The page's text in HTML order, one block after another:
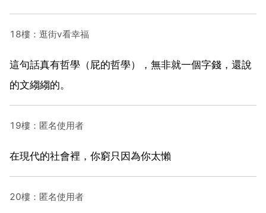
18樓：逛街v看幸福
這句話真有哲學（屁的哲學），無非就一個字錢，還說
的文縐縐的。
19樓：匿名使用者
在現代的社會裡，你窮只因為你太懶
20樓：匿名使用者